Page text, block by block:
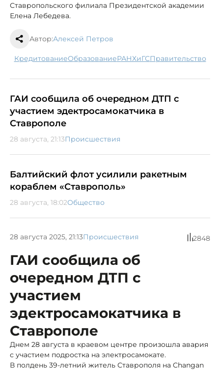
Ставропольского филиала Президентской академии
Елена Лебедева.
Автор:Алексей Петров
кредитование образование РАНХиГС правительство
ГАИ сообщила об очередном ДТП с
участием эдектросамокатчика в
Ставрополе
28 августа, 21:13Происшествия
Балтийский флот усилили ракетным
кораблем «Ставрополь»
28 августа, 18:02Общество
28 августа 2025, 21:13Происшествия 2848
ГАИ сообщила об
очередном ДТП с
участием
эдектросамокатчика в
Ставрополе
Днем 28 августа в краевом центре произошла авария
с участием подростка на электросамокате.
В полдень 39-летний житель Ставрополя на Changan